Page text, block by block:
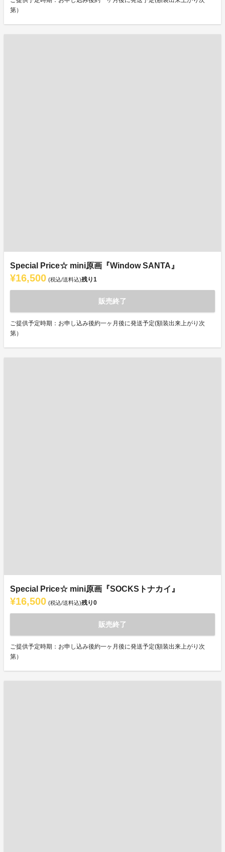
第）
Special Price☆ mini原画『Window SANTA』
¥16,500 (税込/送料込)残り1
販売終了
ご提供予定時期：お申し込み後約一ヶ月後に発送予定(額装出来上がり次
第）
Special Price☆ mini原画『SOCKSトナカイ』
¥16,500 (税込/送料込)残り0
販売終了
ご提供予定時期：お申し込み後約一ヶ月後に発送予定(額装出来上がり次
第）